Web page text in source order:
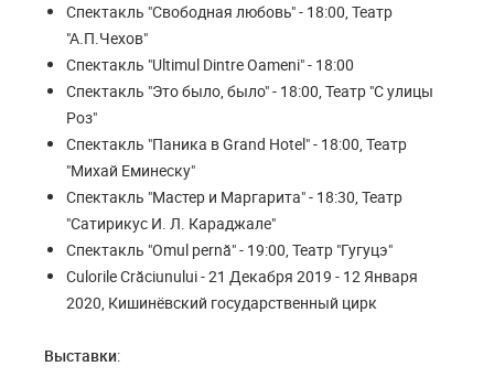
Спектакль "Свободная любовь" - 18:00, Театр
"А.П.Чехов"
Спектакль "Ultimul Dintre Oameni" - 18:00
Спектакль "Это было, было" - 18:00, Театр "С улицы
Роз"
Спектакль "Паника в Grand Hotel" - 18:00, Театр
"Михай Еминеску"
Спектакль "Мастер и Маргарита" - 18:30, Театр
"Сатирикус И. Л. Караджале"
Спектакль "Omul pernă" - 19:00, Театр "Гугуцэ"
Culorile Crăciunului - 21 Декабря 2019 - 12 Января
2020, Кишинёвский государственный цирк
Выставки: